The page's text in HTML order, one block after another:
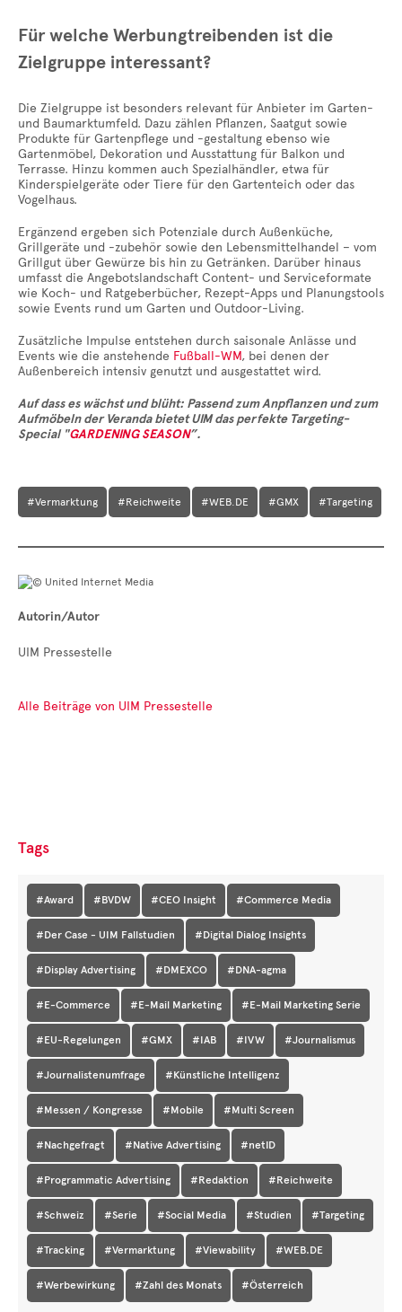
Für welche Werbungtreibenden ist die
Zielgruppe interessant?
Die Zielgruppe ist besonders relevant für Anbieter im Garten-
und Baumarktumfeld. Dazu zählen Pflanzen, Saatgut sowie
Produkte für Gartenpflege und -gestaltung ebenso wie
Gartenmöbel, Dekoration und Ausstattung für Balkon und
Terrasse. Hinzu kommen auch Spezialhändler, etwa für
Kinderspielgeräte oder Tiere für den Gartenteich oder das
Vogelhaus.
Ergänzend ergeben sich Potenziale durch Außenküche,
Grillgeräte und -zubehör sowie den Lebensmittelhandel – vom
Grillgut über Gewürze bis hin zu Getränken. Darüber hinaus
umfasst die Angebotslandschaft Content- und Serviceformate
wie Koch- und Ratgeberbücher, Rezept-Apps und Planungstools
sowie Events rund um Garten und Outdoor-Living.
Zusätzliche Impulse entstehen durch saisonale Anlässe und
Events wie die anstehende Fußball-WM, bei denen der
Außenbereich intensiv genutzt und ausgestattet wird.
Auf dass es wächst und blüht: Passend zum Anpflanzen und zum
Aufmöbeln der Veranda bietet UIM das perfekte Targeting-
Special "GARDENING SEASON”.
#Vermarktung #Reichweite #WEB.DE #GMX #Targeting
Autorin/Autor
UIM Pressestelle
Alle Beiträge von UIM Pressestelle
Tags
#Award #BVDW #CEO Insight #Commerce Media
#Der Case - UIM Fallstudien #Digital Dialog Insights
#Display Advertising #DMEXCO #DNA-agma
#E-Commerce #E-Mail Marketing #E-Mail Marketing Serie
#EU-Regelungen #GMX #IAB #IVW #Journalismus
#Journalistenumfrage #Künstliche Intelligenz
#Messen / Kongresse #Mobile #Multi Screen
#Nachgefragt #Native Advertising #netID
#Programmatic Advertising #Redaktion #Reichweite
#Schweiz #Serie #Social Media #Studien #Targeting
#Tracking #Vermarktung #Viewability #WEB.DE
#Werbewirkung #Zahl des Monats #Österreich